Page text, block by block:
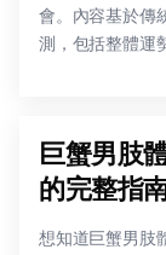
會。內容基於傳
測，包括整體運
巨蟹男肢
的完整指
想知道巨蟹男肢